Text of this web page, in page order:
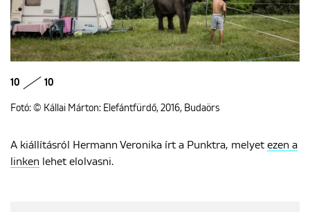
10 10
Fotó: © Kállai Márton: Elefántfürdő, 2016, Budaörs
A kiállításról Hermann Veronika írt a Punktra, melyet ezen a
linken lehet elolvasni.